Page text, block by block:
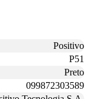
Positivo
P51
Preto
099872303589